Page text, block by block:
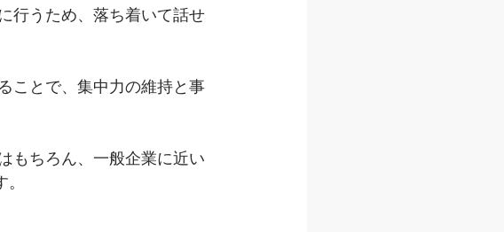
行うため、落ち着いて話せ
ことで、集中力の維持と事
もちろん、一般企業に近い